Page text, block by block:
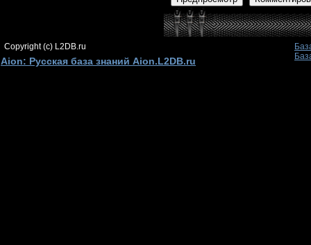
Copyright (c) L2DB.ru
Aion: Русская база знаний Aion.L2DB.ru